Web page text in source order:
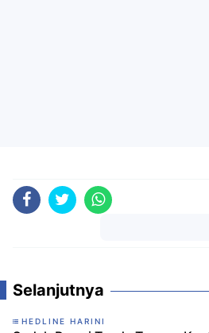
Selanjutnya
HEDLINE HARINI